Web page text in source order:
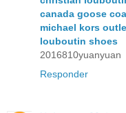
canada goose
michael kors
louboutin shoes
2016810yuanyuan
Responder